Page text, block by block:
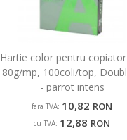
Hartie color pentru
80g/mp, 100coli/top,
- parrot intens
fara TVA: 10,82 RON
cu TVA: 12,88 RON